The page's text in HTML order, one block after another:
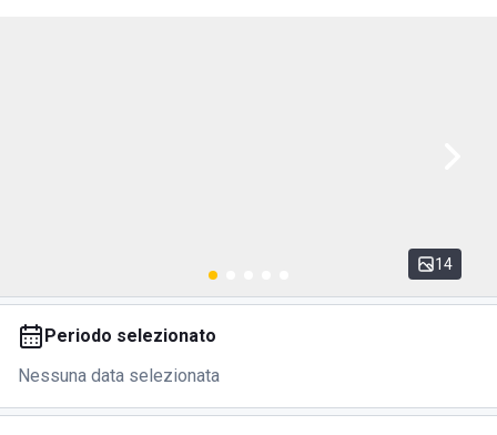
14
Periodo selezionato
Nessuna data selezionata